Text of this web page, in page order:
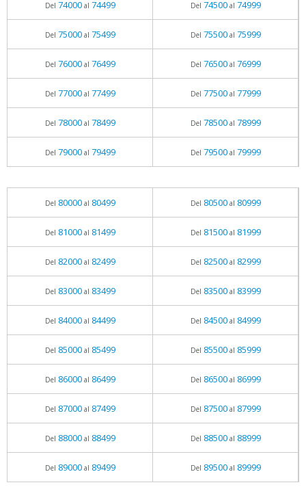
Del 74000al 74499 Del 74500al 74999
Del 75000al 75499 Del 75500al 75999
Del 76000al 76499 Del 76500al 76999
Del 77000al 77499 Del 77500al 77999
Del 78000al 78499 Del 78500al 78999
Del 79000al 79499 Del 79500al 79999
Del 80000al 80499 Del 80500al 80999
Del 81000al 81499 Del 81500al 81999
Del 82000al 82499 Del 82500al 82999
Del 83000al 83499 Del 83500al 83999
Del 84000al 84499 Del 84500al 84999
Del 85000al 85499 Del 85500al 85999
Del 86000al 86499 Del 86500al 86999
Del 87000al 87499 Del 87500al 87999
Del 88000al 88499 Del 88500al 88999
Del 89000al 89499 Del 89500al 89999